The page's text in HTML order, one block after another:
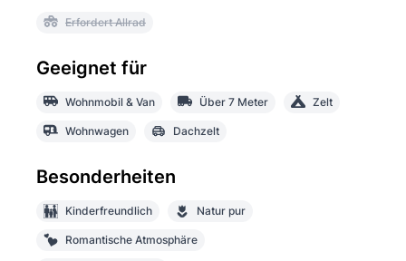
Erfordert Allrad
Geeignet für
Wohnmobil & Van Über 7 Meter Zelt
Wohnwagen Dachzelt
Besonderheiten
Kinderfreundlich Natur pur
Romantische Atmosphäre